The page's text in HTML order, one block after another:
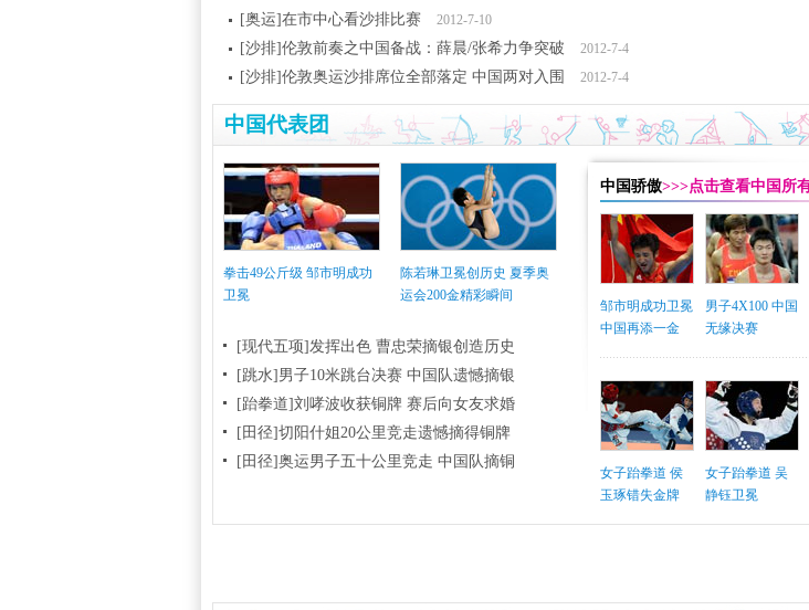
[奥运]在市中心看沙排比赛 2012-7-10
[沙排]伦敦前奏之中国备战：薛晨/张希力争突破 2012-7-4
[沙排]伦敦奥运沙排席位全部落定 中国两对入围 2012-7-4
中国代表团
拳击49公斤级 邹市明成功
卫冕
陈若琳卫冕创历史 夏季奥
运会200金精彩瞬间
[现代五项]发挥出色 曹忠荣摘银创造历史
[跳水]男子10米跳台决赛 中国队遗憾摘银
[跆拳道]刘哮波收获铜牌 赛后向女友求婚
[田径]切阳什姐20公里竞走遗憾摘得铜牌
[田径]奥运男子五十公里竞走 中国队摘铜
中国骄傲>>>点击查看中国所
邹市明成功卫冕
中国再添一金
男子4X100 中国
无缘决赛
女子跆拳道 侯
玉琢错失金牌
女子跆拳道 吴
静钰卫冕